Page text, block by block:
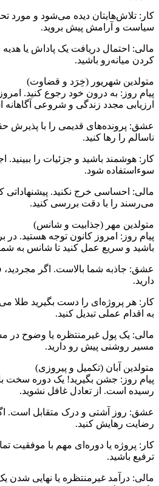
کار: تلاش‌هایتان دیده می‌شود و مورد
سیاست و آرامش پیش بروید.
مالی: احتمال دریافت یک پاداش یا
کردن میانه‌رو باشید.
متولدین شهریور (خِرَد و قضاوت)
پیام روز: به درون خود رجوع کنید.
ارزیابی مجدد زندگی و شروعی
عشق: پرونده‌های قدیمی را با پذیرش
ناسالم را رها کنید.
کار: هوشمند باشید و جزئیات را ببینید.
سوءاستفاده شود.
مالی: احساسی خرج نکنید. پیشنهاداتی
می‌رسند را با دقت بررسی کنید.
متولدین مهر (جذابیت و شانس)
پیام روز: امروز کانون توجه هستید. در
باشید و سریع عمل کنید تا شانس به
عشق: جاذبه شما بالاست. اگر
دارید.
کار: هر پروژه‌ای را دست بگیرید طلا
به اقدام عملی تبدیل کنید.
مالی: یک پول غیرمنتظره یا وضوح در
مسیر روشنی پیش رو دارید.
متولدین آبان (تکمیل و پیروزی)
پیام روز: جشن بگیرید! یک دوره سخت
رسیده است. از تعادل غافل نشوید.
عشق: روز آشتی و درک متقابل است.
رضایت رهایش کنید.
کار: پروژه یا دوره‌ای مهم با موفقیت
ترفیع باشید.
مالی: درآمد غیرمنتظره یا نهایی شدن